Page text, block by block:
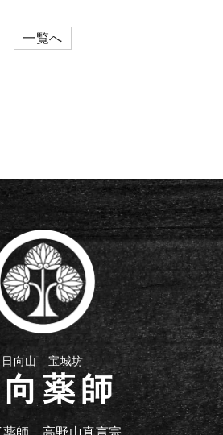
一覧へ
日向山 宝城坊
薬師
薬師 高野山真言宗